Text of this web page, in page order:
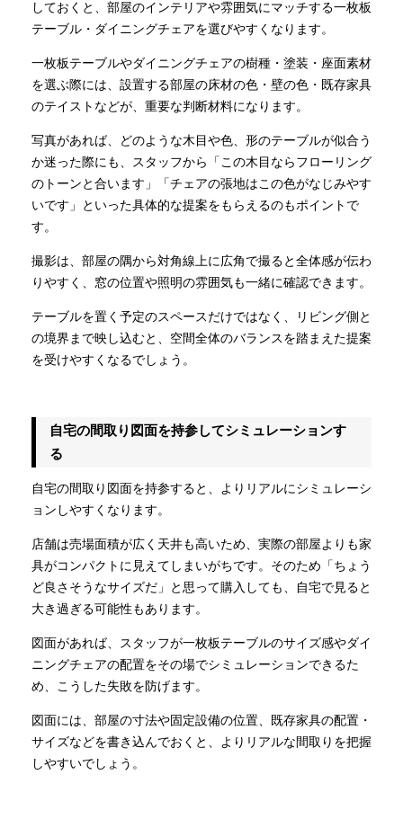
しておくと、部屋のインテリアや雰囲気にマッチする一枚板
テーブル・ダイニングチェアを選びやすくなります。
一枚板テーブルやダイニングチェアの樹種・塗装・座面素材
を選ぶ際には、設置する部屋の床材の色・壁の色・既存家具
のテイストなどが、重要な判断材料になります。
写真があれば、どのような木目や色、形のテーブルが似合う
か迷った際にも、スタッフから「この木目ならフローリング
のトーンと合います」「チェアの張地はこの色がなじみやす
いです」といった具体的な提案をもらえるのもポイントで
す。
撮影は、部屋の隅から対角線上に広角で撮ると全体感が伝わ
りやすく、窓の位置や照明の雰囲気も一緒に確認できます。
テーブルを置く予定のスペースだけではなく、リビング側と
の境界まで映し込むと、空間全体のバランスを踏まえた提案
を受けやすくなるでしょう。
自宅の間取り図面を持参してシミュレーションす
る
自宅の間取り図面を持参すると、よりリアルにシミュレーシ
ョンしやすくなります。
店舗は売場面積が広く天井も高いため、実際の部屋よりも家
具がコンパクトに見えてしまいがちです。そのため「ちょう
ど良さそうなサイズだ」と思って購入しても、自宅で見ると
大き過ぎる可能性もあります。
図面があれば、スタッフが一枚板テーブルのサイズ感やダイ
ニングチェアの配置をその場でシミュレーションできるた
め、こうした失敗を防げます。
図面には、部屋の寸法や固定設備の位置、既存家具の配置・
サイズなどを書き込んでおくと、よりリアルな間取りを把握
しやすいでしょう。